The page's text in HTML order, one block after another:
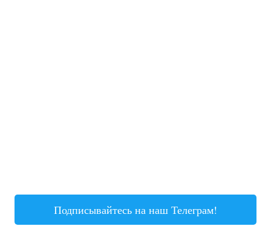
Подписывайтесь на наш Телеграм!